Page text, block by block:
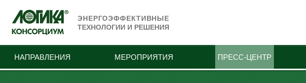
ЭНЕРГОЭФФЕКТИВНЫЕ
ТЕХНОЛОГИИ И РЕШЕНИЯ
НАПРАВЛЕНИЯ МЕРОПРИЯТИЯ ПРЕСС-ЦЕНТР